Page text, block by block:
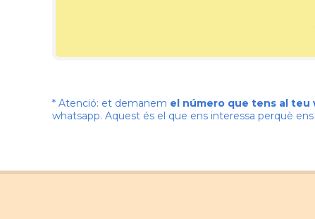
* Atenció: et demanem el número que tens al teu
whatsapp. Aquest és el que ens interessa perquè